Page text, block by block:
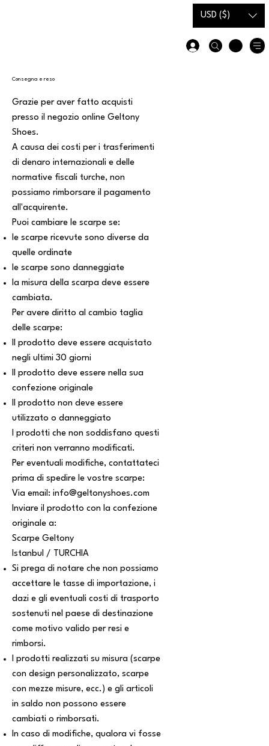
USD ($)
Consegna e reso
Grazie per aver fatto acquisti
presso il negozio online Geltony
Shoes.
A causa dei costi per i trasferimenti
di denaro internazionali e delle
normative fiscali turche, non
possiamo rimborsare il pagamento
all'acquirente.
Puoi cambiare le scarpe se:
le scarpe ricevute sono diverse da
quelle ordinate
le scarpe sono danneggiate
la misura della scarpa deve essere
cambiata.
Per avere diritto al cambio taglia
delle scarpe:
Il prodotto deve essere acquistato
negli ultimi 30 giorni
Il prodotto deve essere nella sua
confezione originale
Il prodotto non deve essere
utilizzato o danneggiato
I prodotti che non soddisfano questi
criteri non verranno modificati.
Per eventuali modifiche, contattateci
prima di spedire le vostre scarpe:
Via email: info@geltonyshoes.com
Inviare il prodotto con la confezione
originale a:
Scarpe Geltony
Istanbul / TURCHIA
Si prega di notare che non possiamo
accettare le tasse di importazione, i
dazi e gli eventuali costi di trasporto
sostenuti nel paese di destinazione
come motivo valido per resi e
rimborsi.
I prodotti realizzati su misura (scarpe
con design personalizzato, scarpe
con mezze misure, ecc.) e gli articoli
in saldo non possono essere
cambiati o rimborsati.
In caso di modifiche, qualora vi fosse